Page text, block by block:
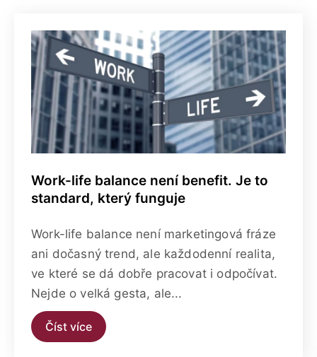
Work-life balance není benefit. Je to
standard, který funguje
Work-life balance není marketingová fráze
ani dočasný trend, ale každodenní realita,
ve které se dá dobře pracovat i odpočívat.
Nejde o velká gesta, ale...
Číst více